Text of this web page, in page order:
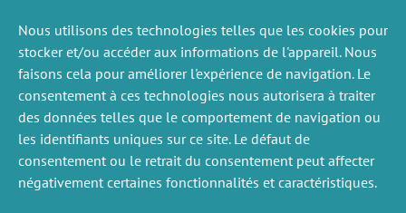
Nous utilisons des technologies telles que les cookies pour
stocker et/ou accéder aux informations de l'appareil. Nous
faisons cela pour améliorer l'expérience de navigation. Le
consentement à ces technologies nous autorisera à traiter
des données telles que le comportement de navigation ou
les identifiants uniques sur ce site. Le défaut de
consentement ou le retrait du consentement peut affecter
négativement certaines fonctionnalités et caractéristiques.